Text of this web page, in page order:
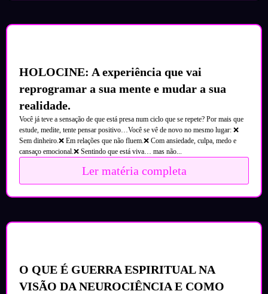
HOLOCINE: A experiência que vai
reprogramar a sua mente e mudar a sua
realidade.
Você já teve a sensação de que está presa num ciclo que se repete? Por mais que
estude, medite, tente pensar positivo…Você se vê de novo no mesmo lugar: ❌
Sem dinheiro.❌ Em relações que não fluem.❌ Com ansiedade, culpa, medo e
cansaço emocional.❌ Sentindo que está viva… mas não...
Ler matéria completa
O QUE É GUERRA ESPIRITUAL NA
VISÃO DA NEUROCIÊNCIA E COMO